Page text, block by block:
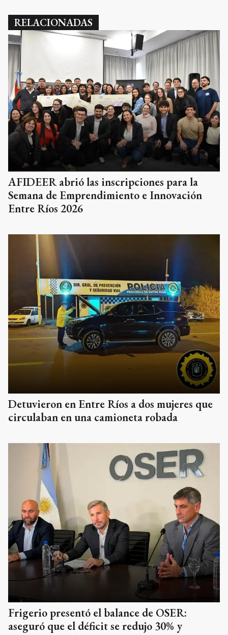
RELACIONADAS
AFIDEER abrió las inscripciones para la
Semana de Emprendimiento e Innovación
Entre Ríos 2026
Detuvieron en Entre Ríos a dos mujeres que
circulaban en una camioneta robada
Frigerio presentó el balance de OSER:
aseguró que el déficit se redujo 30% y